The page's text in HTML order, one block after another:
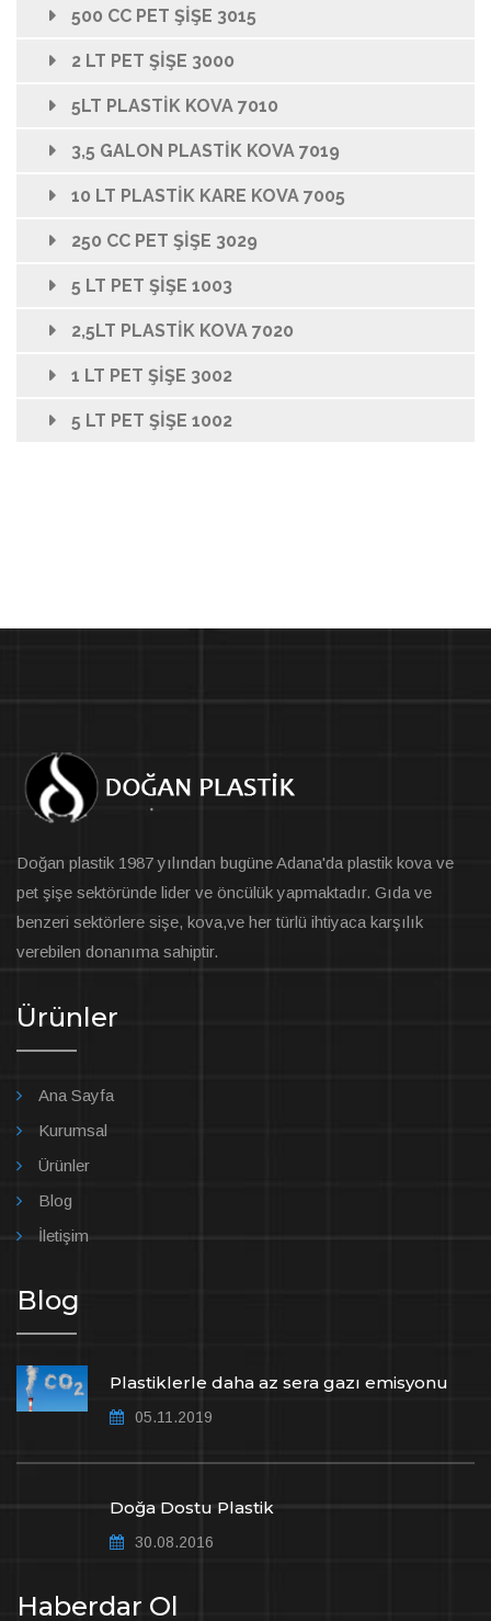
500 CC PET ŞİŞE 3015
2 LT PET ŞİŞE 3000
5LT PLASTİK KOVA 7010
3,5 GALON PLASTİK KOVA 7019
10 LT PLASTİK KARE KOVA 7005
250 CC PET ŞİŞE 3029
5 LT PET ŞİŞE 1003
2,5LT PLASTİK KOVA 7020
1 LT PET ŞİŞE 3002
5 LT PET ŞİŞE 1002
Doğan plastik 1987 yılından bugüne Adana'da plastik kova ve
pet şişe sektöründe lider ve öncülük yapmaktadır. Gıda ve
benzeri sektörlere sişe, kova,ve her türlü ihtiyaca karşılık
verebilen donanıma sahiptir.
Ürünler
Ana Sayfa
Kurumsal
Ürünler
Blog
İletişim
Blog
Plastiklerle daha az sera gazı emisyonu
05.11.2019
Doğa Dostu Plastik
30.08.2016
Haberdar Ol